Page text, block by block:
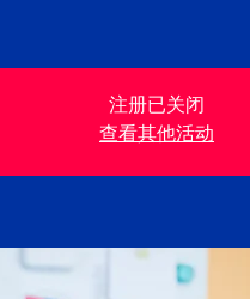
注册已关闭
查看其他活动